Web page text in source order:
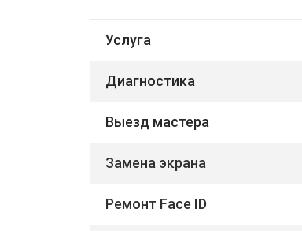
Услуга
Диагностика
Выезд мастера
Замена экрана
Ремонт Face ID